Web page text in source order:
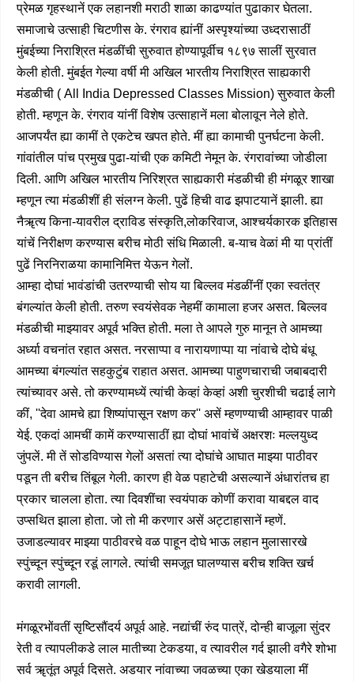
प्रेमळ गृहस्थानें एक लहानशी मराठी शाळा काढण्यांत पुढाकार घेतला.
समाजाचे उत्साही चिटणीस के. रंगराव ह्यांनीं अस्पृश्यांच्या उध्दरासाठीं
मुंबईच्या निराश्रित मंडळींची सुरुवात होण्यापूर्वीच १८९७ सालीं सुरवात
केली होती. मुंबईत गेल्या वर्षी मी अखिल भारतीय निराश्रित साह्यकारी
मंडळीची ( All India Depressed Classes Mission) सुरुवात केली
होती. म्हणून के. रंगराव यांनीं विशेष उत्साहानें मला बोलावून नेले होते.
आजपर्यंत ह्या कामीं ते एकटेच खपत होते. मीं ह्या कामाची पुनर्घटना केली.
गांवांतील पांच प्रमुख पुढा-यांची एक कमिटी नेमून के. रंगरावांच्या जोडीला
दिली. आणि अखिल भारतीय निरिश्रत साह्यकारी मंडळीची ही मंगळूर शाखा
म्हणून त्या मंडळीशीं ही संलग्न केली. पुढें हिची वाढ झपाटयानें झाली. ह्या
नैॠत्य किना-यावरील द्राविड संस्कृति,लोकरिवाज, आश्चर्यकारक इतिहास
यांचें निरीक्षण करण्यास बरीच मोठी संधि मिळाली. ब-याच वेळां मी या प्रांतीं
पुढें निरनिराळया कामानिमित्त येऊन गेलों.
आम्हा दोघां भावंडांची उतरण्याची सोय या बिल्लव मंडळींनीं एका स्वतंत्र
बंगल्यांत केली होती. तरुण स्वयंसेवक नेहमीं कामाला हजर असत. बिल्लव
मंडळीची माझ्यावर अपूर्व भक्ति होती. मला ते आपले गुरु मानून ते आमच्या
अर्ध्या वचनांत रहात असत. नरसाप्पा व नारायणाप्पा या नांवाचे दोघे बंधू
आमच्या बंगल्यांत सहकुटुंब राहात असत. आमच्या पाहुणचाराची जबाबदारी
त्यांच्यावर असे. तो करण्यामध्यें त्यांची केव्हां केव्हां अशी चुरशीची चढाई लागे
कीं, ''देवा आमचे ह्या शिष्यांपासून रक्षण कर'' असें म्हणण्याची आम्हावर पाळी
येई. एकदां आमचीं कामें करण्यासाठीं ह्या दोघां भावांचें अक्षरशः मल्लयुध्द
जुंपलें. मी तें सोडविण्यास गेलों असतां त्या दोघांचे आघात माझ्या पाठीवर
पडून ती बरीच तिंबूल गेली. कारण ही वेळ पहाटेची असल्यानें अंधारांतच हा
प्रकार चालला होता. त्या दिवशींचा स्वयंपाक कोणीं करावा याबद्दल वाद
उप्सथित झाला होता. जो तो मी करणार असें अट्टाहासानें म्हणें.
उजाडल्यावर माझ्या पाठीवरचे वळ पाहून दोघे भाऊ लहान मुलासारखे
स्पुंच्दून स्पुंच्दून रडूं लागले. त्यांची समजूत घालण्यास बरीच शक्ति खर्च
करावी लागली.
मंगळूरभोंवतीं सृष्टिसौंदर्य अपूर्व आहे. नद्यांचीं रुंद पात्रें, दोन्ही बाजूला सुंदर
रेती व त्यापलीकडे लाल मातीच्या टेकडया, व त्यावरील गर्द झाली वगैरे शोभा
सर्व ॠतूंत अपूर्व दिसते. अडयार नांवाच्या जवळच्या एका खेडयाला मीं